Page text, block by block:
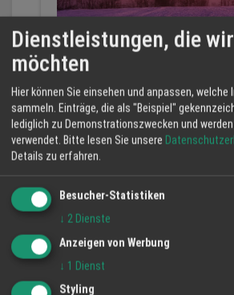
Wartung vor dem Winter, egal ob
Wärmepumpe oder Kälteanlage
Dienstleistungen, die
möchten
Hier können Sie einsehen und anpassen, welche
sammeln. Einträge, die als "Beispiel"
lediglich zu Demonstrationszwecken und
verwendet. Bitte lesen Sie unsere
Details zu erfahren.
Besucher-Statistiken
↓ 2 Dienste
Anzeigen von Werbung
↓ 1 Dienst
Styling